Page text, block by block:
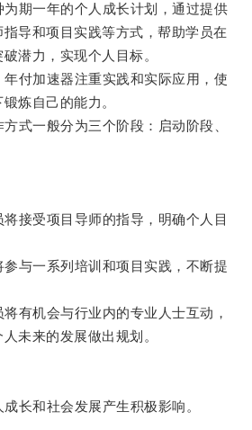
期一年的个人成长计划，通过提供
导和项目实践等方式，帮助学员在
潜力，实现个人目标。
加速器注重实践和实际应用，使
炼自己的能力。
一般分为三个阶段：启动阶段、
受项目导师的指导，明确个人目
一系列培训和项目实践，不断提
机会与行业内的专业人士互动，
未来的发展做出规划。
和社会发展产生积极影响。